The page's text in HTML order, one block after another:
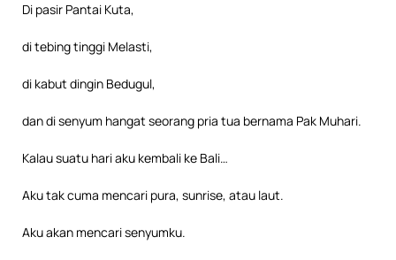
Di pasir Pantai Kuta,
di tebing tinggi Melasti,
di kabut dingin Bedugul,
dan di senyum hangat seorang pria tua bernama Pak Muhari.
Kalau suatu hari aku kembali ke Bali…
Aku tak cuma mencari pura, sunrise, atau laut.
Aku akan mencari senyumku.